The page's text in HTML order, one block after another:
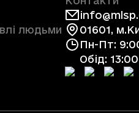
людьми
01601,
Пн-Пт:
Обід: